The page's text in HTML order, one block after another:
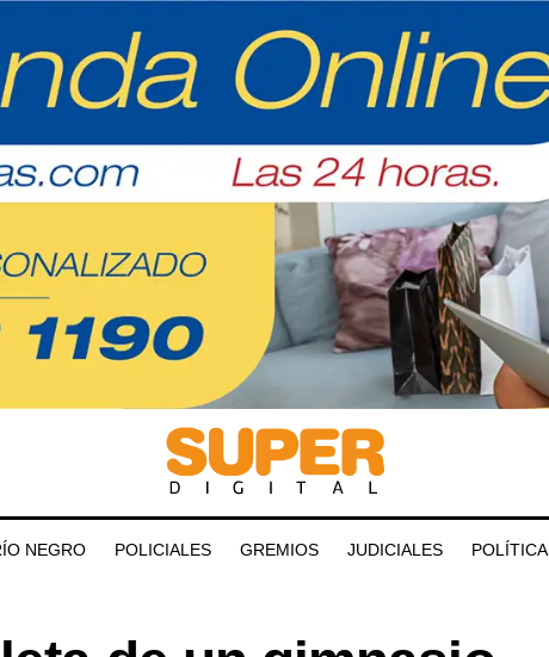
NEGRO POLICIALES GREMIOS JUDICIALES POLÍTICA